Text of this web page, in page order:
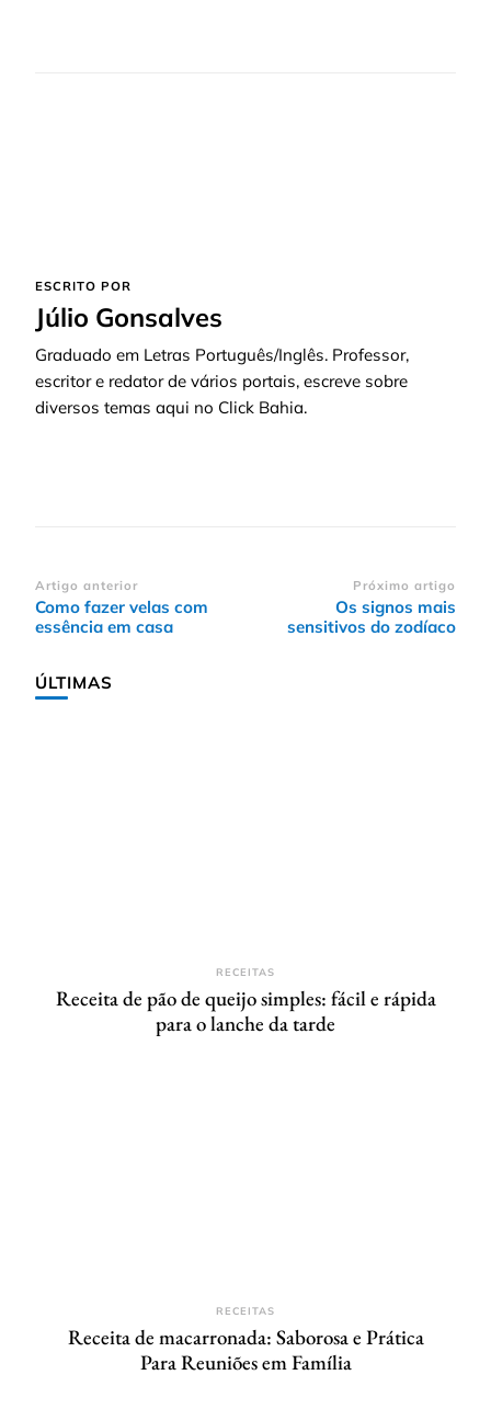
ESCRITO POR
Júlio Gonsalves
Graduado em Letras Português/Inglês. Professor,
escritor e redator de vários portais, escreve sobre
diversos temas aqui no Click Bahia.
Navegação
de
Artigo anterior
Como fazer velas com
essência em casa
Próximo artigo
Os signos mais
sensitivos do zodíaco
ÚLTIMAS
RECEITAS
Receita de pão de queijo simples: fácil e rápida
para o lanche da tarde
RECEITAS
Receita de macarronada: Saborosa e Prática
Para Reuniões em Família